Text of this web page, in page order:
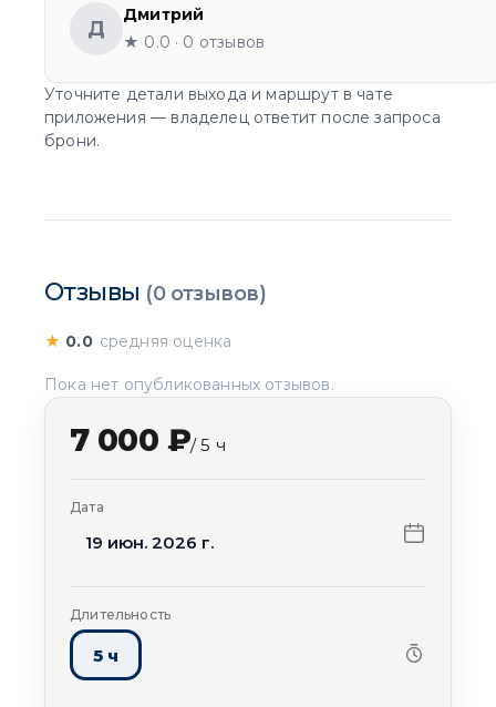
Д
Дмитрий
★ 0.0 · 0 отзывов
Уточните детали выхода и маршрут в чате
приложения — владелец ответит после запроса
брони.
Отзывы (0 отзывов)
★ 0.0 средняя оценка
Пока нет опубликованных отзывов.
7 000 ₽/ 5 ч
Дата
19 июн. 2026 г.
Длительность
5 ч